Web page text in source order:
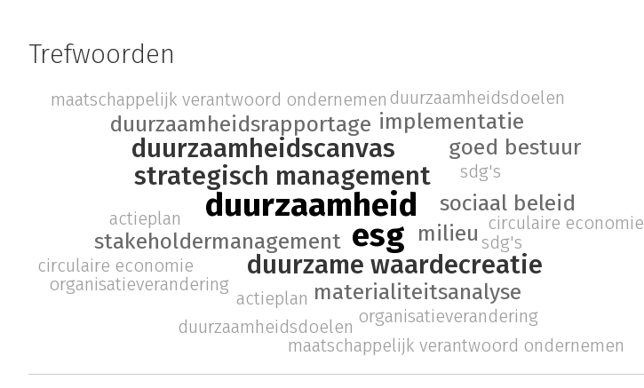
Trefwoorden
duurzaamheid
esg
strategisch management
duurzame waardecreatie
duurzaamheidscanvas
stakeholdermanagement
materialiteitsanalyse
milieu
duurzaamheidsrapportage
sociaal beleid
implementatie
goed bestuur
sdg's
organisatieverandering
actieplan
duurzaamheidsdoelen
circulaire economie
maatschappelijk verantwoord ondernemen
sdg's
organisatieverandering
actieplan
duurzaamheidsdoelen
circulaire economie
maatschappelijk verantwoord ondernemen